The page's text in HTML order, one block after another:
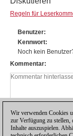
Regeln für
Benutzer
Kennwort
Noch kein
Kommentar
Wir verwenden Cookies
zur Verfügung zu stellen,
Inhalte auszuspielen.